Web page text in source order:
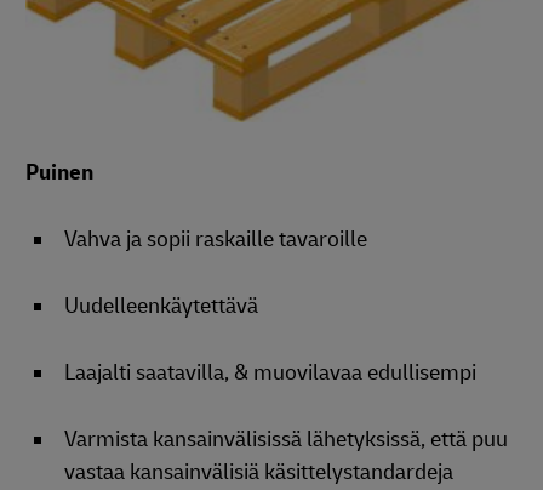
Puinen
Vahva ja sopii raskaille tavaroille
Uudelleenkäytettävä
Laajalti saatavilla, & muovilavaa edullisempi
Varmista kansainvälisissä lähetyksissä, että puu
vastaa kansainvälisiä käsittelystandardeja